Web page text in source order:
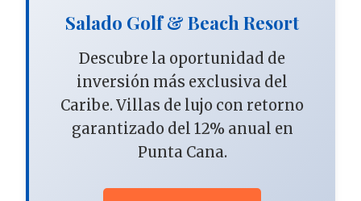
Salado Golf & Beach Resort
Descubre la oportunidad de
inversión más exclusiva del
Caribe. Villas de lujo con retorno
garantizado del 12% anual en
Punta Cana.